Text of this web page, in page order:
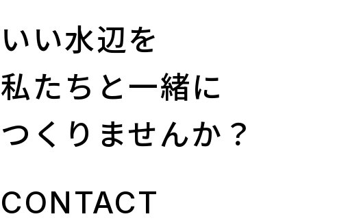
いい水辺を
私たちと一緒に
つくりませんか？
CONTACT